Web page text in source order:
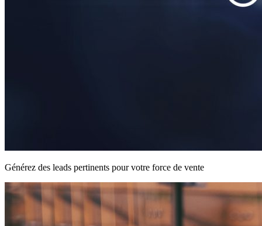
Générez des leads pertinents pour votre force de vente